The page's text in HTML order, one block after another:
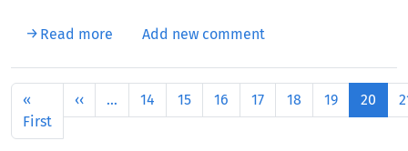
Read more about Elektronische Gesundheitskarte
Add new comment
Pagination
«
First First page
‹‹Previous page
… 14 15 16 17 18 19 20